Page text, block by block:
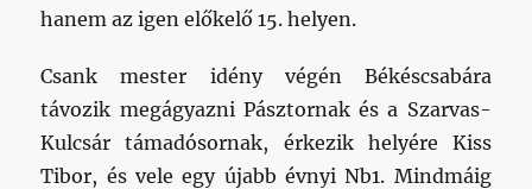
hanem az igen előkelő 15. helyen.
Csank mester idény végén Békéscsabára
távozik megágyazni Pásztornak és a Szarvas-
Kulcsár támadósornak, érkezik helyére Kiss
Tibor, és vele egy újabb évnyi Nb1. Mindmáig